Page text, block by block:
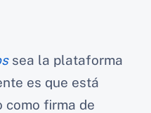
sea la plataforma
es que está
como firma de